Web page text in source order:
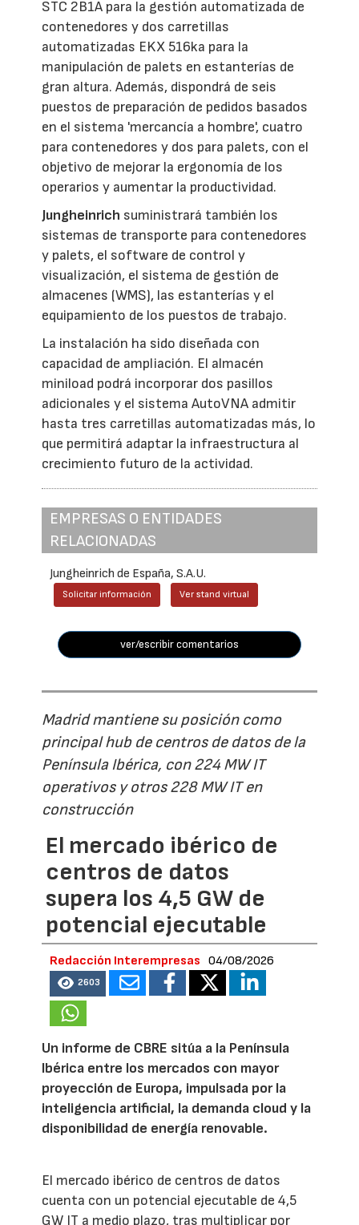
STC 2B1A para la gestión automatizada de
contenedores y dos carretillas
automatizadas EKX 516ka para la
manipulación de palets en estanterías de
gran altura. Además, dispondrá de seis
puestos de preparación de pedidos basados
en el sistema 'mercancía a hombre', cuatro
para contenedores y dos para palets, con el
objetivo de mejorar la ergonomía de los
operarios y aumentar la productividad.
Jungheinrich suministrará también los
sistemas de transporte para contenedores
y palets, el software de control y
visualización, el sistema de gestión de
almacenes (WMS), las estanterías y el
equipamiento de los puestos de trabajo.
La instalación ha sido diseñada con
capacidad de ampliación. El almacén
miniload podrá incorporar dos pasillos
adicionales y el sistema AutoVNA admitir
hasta tres carretillas automatizadas más, lo
que permitirá adaptar la infraestructura al
crecimiento futuro de la actividad.
EMPRESAS O ENTIDADES
RELACIONADAS
Jungheinrich de España, S.A.U.
Solicitar información Ver stand virtual
ver/escribir comentarios
Madrid mantiene su posición como
principal hub de centros de datos de la
Península Ibérica, con 224 MW IT
operativos y otros 228 MW IT en
construcción
El mercado ibérico de
centros de datos
supera los 4,5 GW de
potencial ejecutable
Redacción Interempresas 04/08/2026
2603
Un informe de CBRE sitúa a la Península
Ibérica entre los mercados con mayor
proyección de Europa, impulsada por la
inteligencia artificial, la demanda cloud y la
disponibilidad de energía renovable.
El mercado ibérico de centros de datos
cuenta con un potencial ejecutable de 4,5
GW IT a medio plazo, tras multiplicar por